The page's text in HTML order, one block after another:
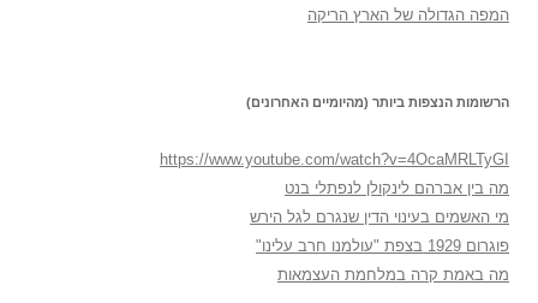
המפה הגדולה של הארץ הריקה
הרשומות הנצפות ביותר (מהיומיים האחרונים)
https://www.youtube.com/watch?v=4OcaMRLTyGI
מה בין אברהם לינקולן לנפתלי בנט
מי האשמים בעינוי הדין שנגרם לגל הירש
פוגרום 1929 בצפת "עולמנו חרב עלינו"
מה באמת קרה במלחמת העצמאות